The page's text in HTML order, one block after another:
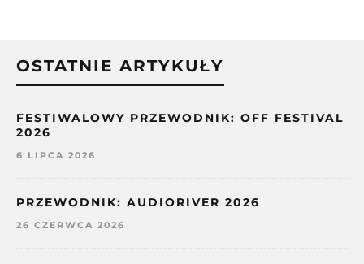
OSTATNIE ARTYKUŁY
FESTIWALOWY PRZEWODNIK: OFF FESTIVAL
2026
6 LIPCA 2026
PRZEWODNIK: AUDIORIVER 2026
26 CZERWCA 2026